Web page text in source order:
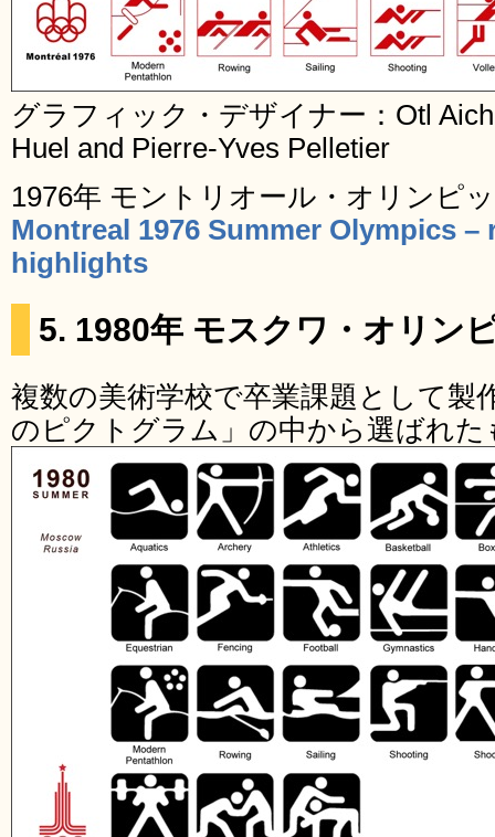
グラフィック・デザイナー：Otl
Huel and Pierre-Yves Pelletier
1976年 モントリオール・オリンピ
Montreal 1976 Summer Olympics –
highlights
5. 1980年 モスクワ・オリン
複数の美術学校で卒業課題として製
のピクトグラム」の中から選ばれた